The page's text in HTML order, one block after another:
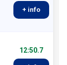
+ info
12:50.7